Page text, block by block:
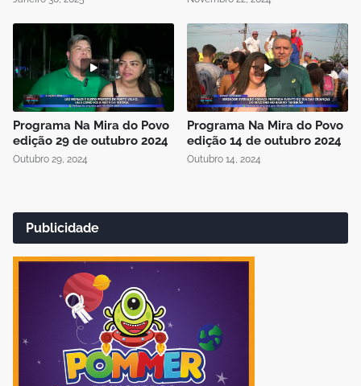
Programa Na Mira do Povo
edição 29 de outubro 2024
Outubro 29, 2024
Programa Na Mira do Povo
edição 14 de outubro 2024
Outubro 14, 2024
Publicidade